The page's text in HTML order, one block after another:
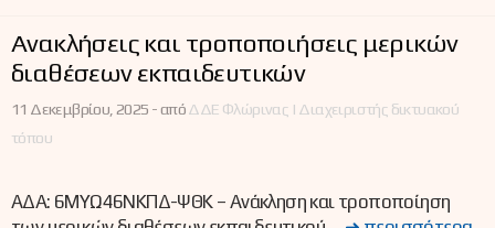
Ανακλήσεις και τροποποιήσεις μερικών
διαθέσεων εκπαιδευτικών
11 Δεκεμβρίου, 2025 -απόΔΔΕ Φλώρινας | Διαχειριστής δικτυακού
τόπου
ΑΔΑ: 6ΜΥΩ46ΝΚΠΔ-ΨΘΚ – Ανάκληση και τροποποίηση